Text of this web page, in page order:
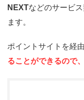
NEXTなどのサービ
ます。
ポイントサイトを経
ることができるので、